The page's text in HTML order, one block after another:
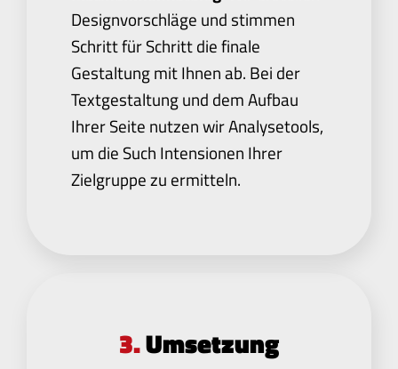
Designvorschläge und stimmen
Schritt für Schritt die finale
Gestaltung mit Ihnen ab. Bei der
Textgestaltung und dem Aufbau
Ihrer Seite nutzen wir Analysetools,
um die Such Intensionen Ihrer
Zielgruppe zu ermitteln.
3.Umsetzung